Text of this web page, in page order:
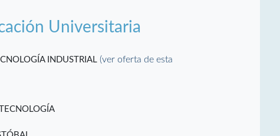
Universitaria
INDUSTRIAL(ver oferta de esta